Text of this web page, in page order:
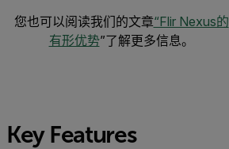
您也可以阅读我们的文章“Flir Nexus的
有形优势”了解更多信息。
Key Features